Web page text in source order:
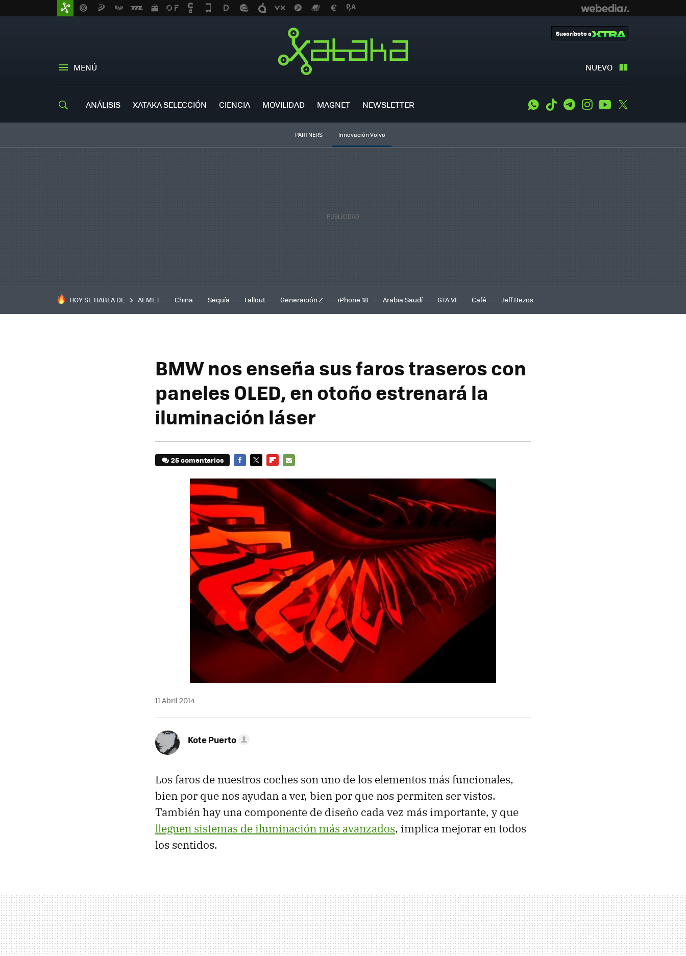
MENÚ NUEVO
Suscríbete a
ANÁLISIS XATAKA SELECCIÓN CIENCIA MOVILIDAD MAGNET NEWSLETTER WhatsApp
Tiktok TelegramInstagramYoutube
PARTNERS Innovación Volvo
HOY SE HABLA DE AEMET China Sequía Fallout Generación Z iPhone 18 Arabia Saudí GTA VI Café Jeff Bezos
BMW nos enseña sus faros traseros con
paneles OLED, en otoño estrenará la
iluminación láser
25 comentarios
11 Abril 2014
Kote Puerto
Los faros de nuestros coches son uno de los elementos más funcionales,
bien por que nos ayudan a ver, bien por que nos permiten ser vistos.
También hay una componente de diseño cada vez más importante, y que
lleguen sistemas de iluminación más avanzados, implica mejorar en todos
los sentidos.